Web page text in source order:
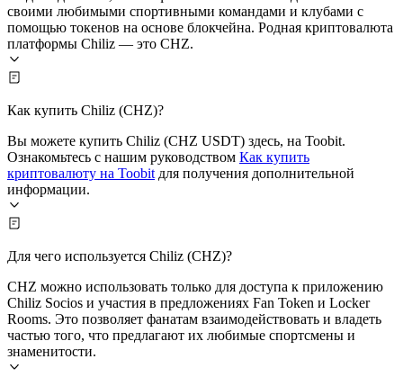
своими любимыми спортивными командами и клубами с
помощью токенов на основе блокчейна. Родная криптовалюта
платформы Chiliz — это CHZ.
Как купить Chiliz (CHZ)?
Вы можете купить Chiliz (CHZ USDT) здесь, на Toobit.
Ознакомьтесь с нашим руководством Как купить
криптовалюту на Toobit для получения дополнительной
информации.
Для чего используется Chiliz (CHZ)?
CHZ можно использовать только для доступа к приложению
Chiliz Socios и участия в предложениях Fan Token и Locker
Rooms. Это позволяет фанатам взаимодействовать и владеть
частью того, что предлагают их любимые спортсмены и
знаменитости.